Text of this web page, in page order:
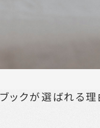
ックが選ばれる